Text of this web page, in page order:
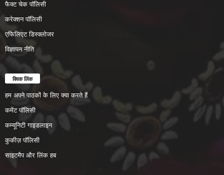
फैक्ट चेक पॉलिसी
करेक्शन पॉलिसी
एफिलिएट डिस्क्लोजर
विज्ञापन नीति
क्विक लिंक
हम अपने पाठकों के लिए क्या करते हैं
कमेंट पॉलिसी
कम्यूनिटी गाइडलाइन
कुकीज़ पॉलिसी
साइटमैप और लिंक हब